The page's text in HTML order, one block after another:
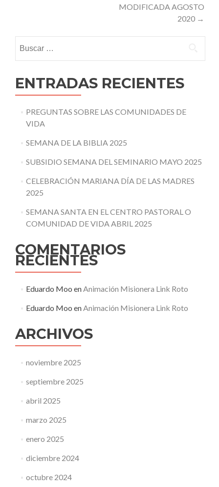
MODIFICADA AGOSTO
2020 →
ENTRADAS RECIENTES
PREGUNTAS SOBRE LAS COMUNIDADES DE
VIDA
SEMANA DE LA BIBLIA 2025
SUBSIDIO SEMANA DEL SEMINARIO MAYO 2025
CELEBRACIÓN MARIANA DÍA DE LAS MADRES
2025
SEMANA SANTA EN EL CENTRO PASTORAL O
COMUNIDAD DE VIDA ABRIL 2025
COMENTARIOS
RECIENTES
Eduardo Moo enAnimación Misionera Link Roto
Eduardo Moo enAnimación Misionera Link Roto
ARCHIVOS
noviembre 2025
septiembre 2025
abril 2025
marzo 2025
enero 2025
diciembre 2024
octubre 2024